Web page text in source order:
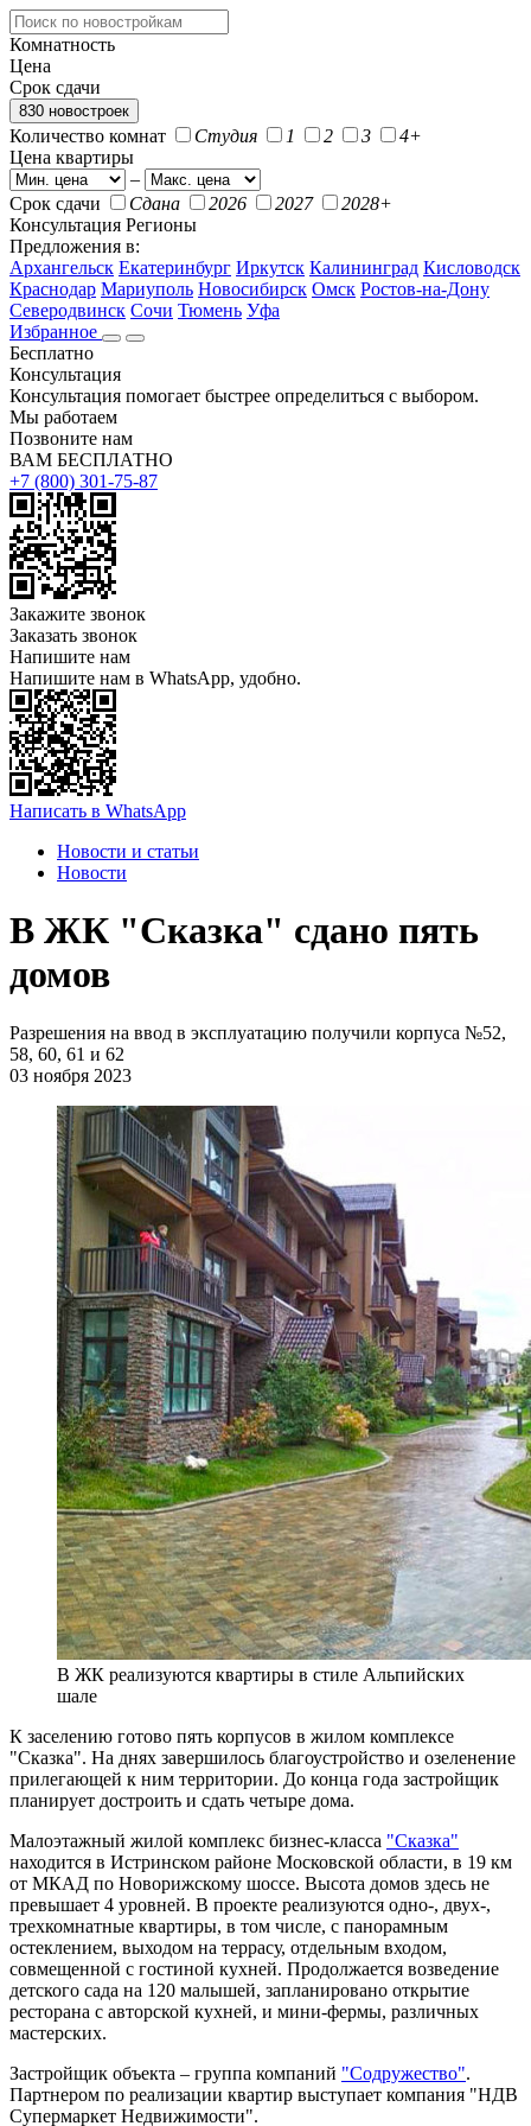
Комнатность
Цена
Срок сдачи
830 новостроек
Количество комнат Студия 1 2 3
4+
Цена квартиры
–
Срок сдачи
Сдана 2026 2027
2028+
Консультация Регионы
Предложения в:
Архангельск Екатеринбург Иркутск Калининград Кисловодск
Краснодар Мариуполь Новосибирск Омск Ростов-на-Дону
Северодвинск Сочи Тюмень Уфа
Избранное
Бесплатно
Консультация
Консультация помогает быстрее определиться с выбором.
Мы работаем
Позвоните нам
ВАМ БЕСПЛАТНО
+7 (800) 301-75-87
Закажите звонок
Заказать звонок
Напишите нам
Напишите нам в WhatsApp, удобно.
Написать в WhatsApp
Новости и статьи
Новости
В ЖК "Сказка" сдано пять
домов
Разрешения на ввод в эксплуатацию получили корпуса №52,
58, 60, 61 и 62
03 ноября 2023
В ЖК реализуются квартиры в стиле Альпийских
шале
К заселению готово пять корпусов в жилом комплексе
"Сказка". На днях завершилось благоустройство и озеленение
прилегающей к ним территории. До конца года застройщик
планирует достроить и сдать четыре дома.
Малоэтажный жилой комплекс бизнес-класса "Сказка"
находится в Истринском районе Московской области, в 19 км
от МКАД по Новорижскому шоссе. Высота домов здесь не
превышает 4 уровней. В проекте реализуются одно-, двух-,
трехкомнатные квартиры, в том числе, с панорамным
остеклением, выходом на террасу, отдельным входом,
совмещенной с гостиной кухней. Продолжается возведение
детского сада на 120 малышей, запланировано открытие
ресторана с авторской кухней, и мини-фермы, различных
мастерских.
Застройщик объекта – группа компаний "Содружество".
Партнером по реализации квартир выступает компания "НДВ
Супермаркет Недвижимости".